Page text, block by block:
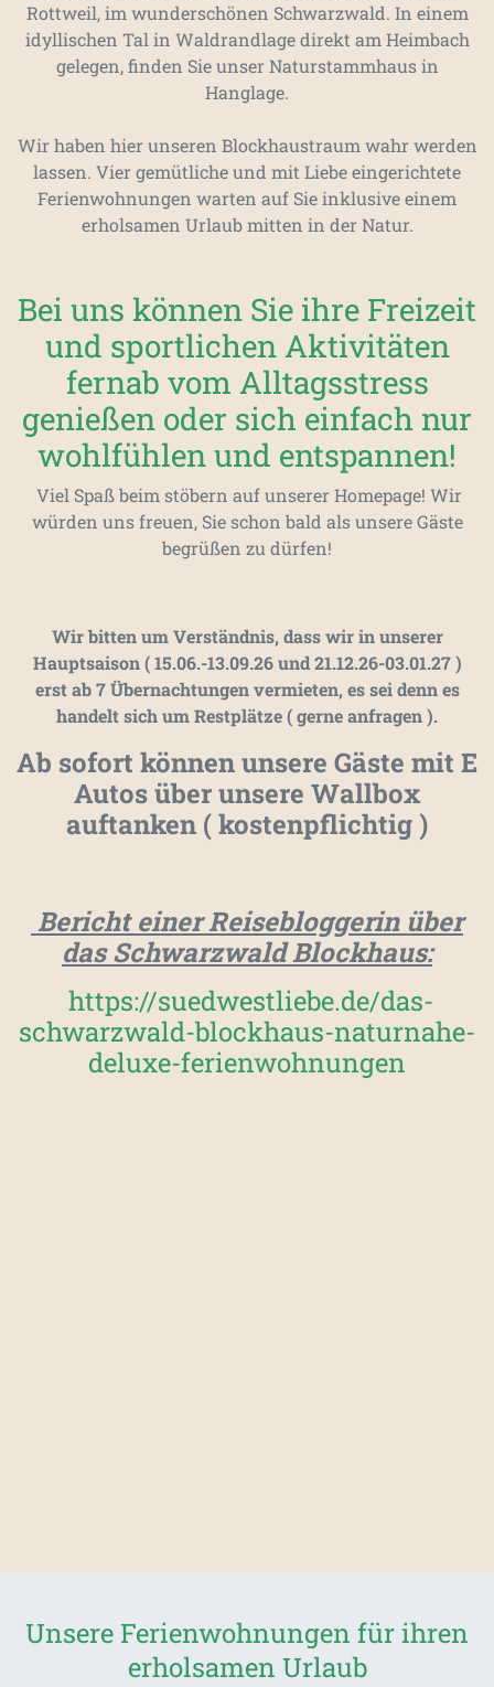
Rottweil, im wunderschönen Schwarzwald. In einem
idyllischen Tal in Waldrandlage direkt am Heimbach
gelegen, finden Sie unser Naturstammhaus in
Hanglage.
Wir haben hier unseren Blockhaustraum wahr werden
lassen. Vier gemütliche und mit Liebe eingerichtete
Ferienwohnungen warten auf Sie inklusive einem
erholsamen Urlaub mitten in der Natur.
Bei uns können Sie ihre Freizeit
und sportlichen Aktivitäten
fernab vom Alltagsstress
genießen oder sich einfach nur
wohlfühlen und entspannen!
Viel Spaß beim stöbern auf unserer Homepage! Wir
würden uns freuen, Sie schon bald als unsere Gäste
begrüßen zu dürfen!
Wir bitten um Verständnis, dass wir in unserer
Hauptsaison ( 15.06.-13.09.26 und 21.12.26-03.01.27 )
erst ab 7 Übernachtungen vermieten, es sei denn es
handelt sich um Restplätze ( gerne anfragen ).
Ab sofort können unsere Gäste mit E
Autos über unsere Wallbox
auftanken ( kostenpflichtig )
Bericht einer Reisebloggerin über
das Schwarzwald Blockhaus:
https://suedwestliebe.de/das-
schwarzwald-blockhaus-naturnahe-
deluxe-ferienwohnungen
Unsere Ferienwohnungen für ihren
erholsamen Urlaub